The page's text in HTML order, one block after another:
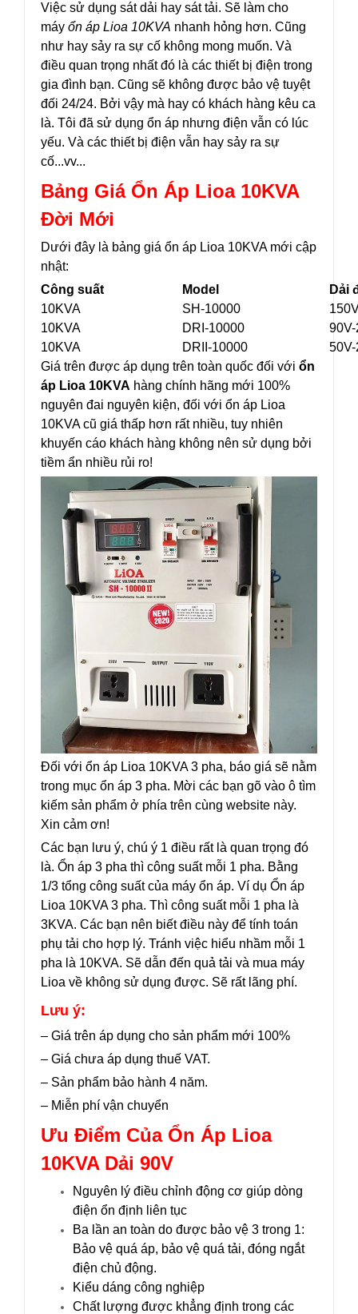
Việc sử dụng sát dải hay sát tải. Sẽ làm cho
máy ổn áp Lioa 10KVA nhanh hỏng hơn. Cũng
như hay sảy ra sự cố không mong muốn. Và
điều quan trọng nhất đó là các thiết bị điện trong
gia đình bạn. Cũng sẽ không được bảo vệ tuyệt
đối 24/24. Bởi vậy mà hay có khách hàng kêu ca
là. Tôi đã sử dụng ổn áp nhưng điện vẫn có lúc
yếu. Và các thiết bị điện vẫn hay sảy ra sự
cố...vv...
Bảng Giá Ổn Áp Lioa 10KVA
Đời Mới
Dưới đây là bảng giá ổn áp Lioa 10KVA mới cập
nhật:
Công suất
Model
Dải
10KVA
SH-10000
10KVA
DRI-10000
10KVA
DRII-10000
Giá trên được áp dụng trên toàn quốc đối với ổn
áp Lioa 10KVA hàng chính hãng mới 100%
nguyên đai nguyên kiện, đối với ổn áp Lioa
10KVA cũ giá thấp hơn rất nhiều, tuy nhiên
khuyến cáo khách hàng không nên sử dụng bởi
tiềm ẩn nhiều rủi ro!
Đối với ổn áp Lioa 10KVA 3 pha, báo giá sẽ nằm
trong mục ổn áp 3 pha. Mời các bạn gõ vào ô tìm
kiếm sản phẩm ở phía trên cùng website này.
Xin cảm ơn!
Các bạn lưu ý, chú ý 1 điều rất là quan trọng đó
là. Ổn áp 3 pha thì công suất mỗi 1 pha. Bằng
1/3 tổng công suất của máy ổn áp. Ví dụ Ổn áp
Lioa 10KVA 3 pha. Thì công suất mỗi 1 pha là
3KVA. Các bạn nên biết điều này để tính toán
phụ tải cho hợp lý. Tránh việc hiểu nhầm mỗi 1
pha là 10KVA. Sẽ dẫn đến quả tải và mua máy
Lioa về không sử dụng được. Sẽ rất lãng phí.
Lưu ý:
– Giá trên áp dụng cho sản phẩm mới 100%
– Giá chưa áp dụng thuế VAT.
– Sản phẩm bảo hành 4 năm.
– Miễn phí vận chuyển
Ưu Điểm Của Ổn Áp Lioa
10KVA Dải 90V
Nguyên lý điều chỉnh động cơ giúp dòng
điện ổn định liên tục
Ba lần an toàn do được bảo vệ 3 trong 1:
Bảo vệ quá áp, bảo vệ quá tải, đóng ngắt
điện chủ động.
Kiểu dáng công nghiệp
Chất lượng được khẳng định trong các